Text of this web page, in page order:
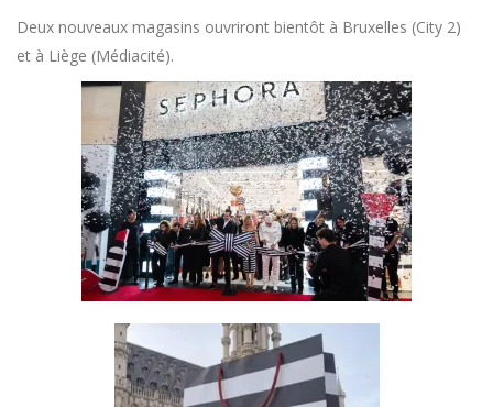
Deux nouveaux magasins ouvriront bientôt à Bruxelles (City 2)
et à Liège (Médiacité).